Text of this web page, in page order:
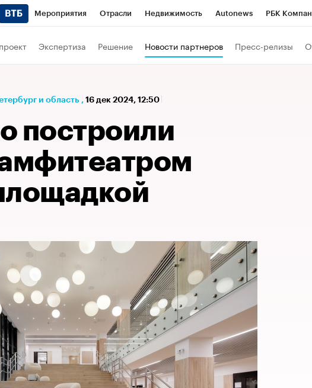
Мероприятия Отрасли Недвижимость Autonews РБК
Экспертиза Решение Новости партнеров Пресс-релизы
и область , 16 дек 2024, 12:50
построили